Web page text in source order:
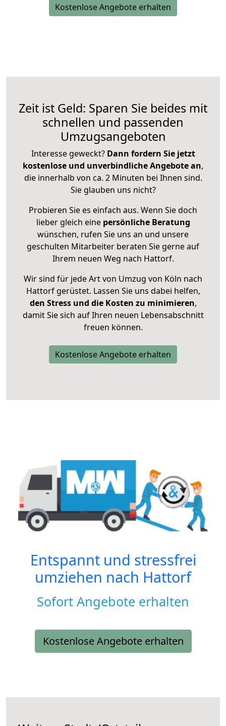
Kostenlose Angebote erhalten
Zeit ist Geld: Sparen Sie beides mit
schnellen und passenden
Umzugsangeboten
Interesse geweckt? Dann fordern Sie jetzt
kostenlose und unverbindliche Angebote an,
die innerhalb von ca. 2 Minuten bei Ihnen sind.
Sie glauben uns nicht?
Probieren Sie es einfach aus. Wenn Sie doch
lieber gleich eine persönliche Beratung
wünschen, rufen Sie uns an und unsere
geschulten Mitarbeiter beraten Sie gerne auf
Ihrem neuen Weg nach Hattorf.
Wir sind für jede Art von Umzug von Köln nach
Hattorf gerüstet. Lassen Sie uns dabei helfen,
den Stress und die Kosten zu minimieren,
damit Sie sich auf Ihren neuen Lebensabschnitt
freuen können.
Kostenlose Angebote erhalten
Entspannt und stressfrei
umziehen nach Hattorf
Sofort Angebote erhalten
Kostenlose Angebote erhalten